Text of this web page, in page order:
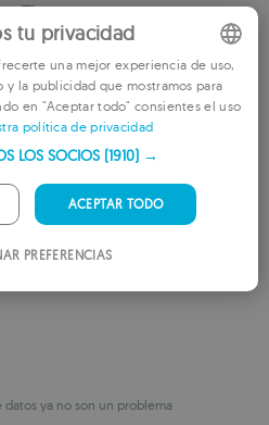
Timer
tu escritorio
Disk Checker
de tu disco duro en todo momento
datos ya no son un problema
ENGLISH
PORTUGUESE
tu privacidad
una mejor experiencia de uso,
la publicidad que mostramos para
en "Aceptar todo" consientes el uso
política de privacidad
LOS SOCIOS (1910) →
ACEPTAR TODO
PREFERENCIAS